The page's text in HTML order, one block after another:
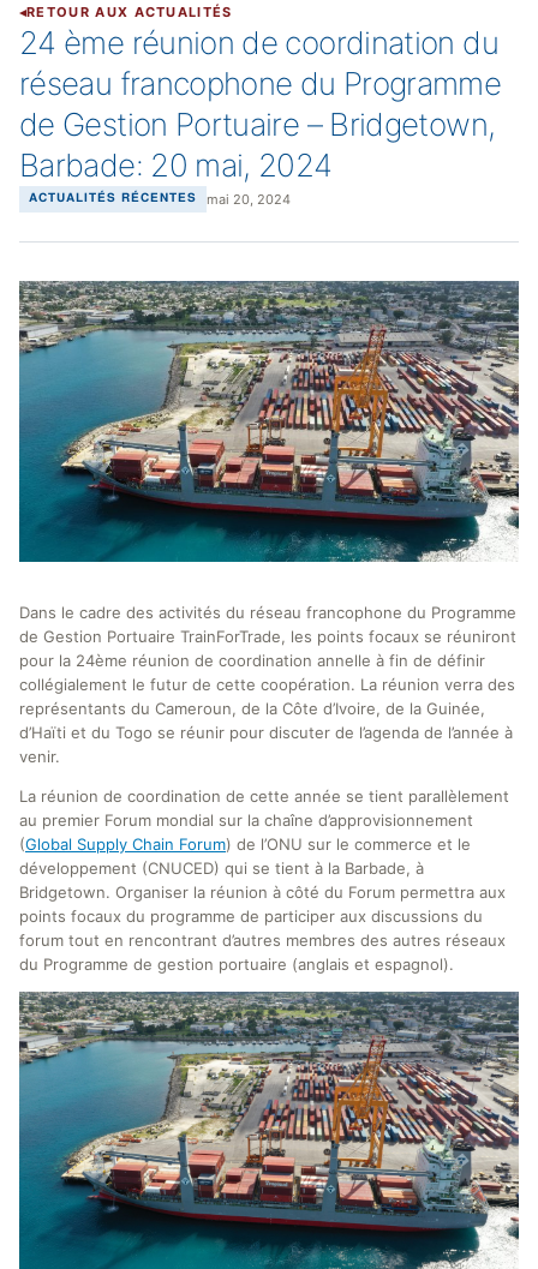
RETOUR AUX ACTUALITÉS
24 ème réunion de coordination du
réseau francophone du Programme
de Gestion Portuaire – Bridgetown,
Barbade: 20 mai, 2024
ACTUALITÉS RÉCENTES mai 20, 2024
Dans le cadre des activités du réseau francophone du Programme
de Gestion Portuaire TrainForTrade, les points focaux se réuniront
pour la 24ème réunion de coordination annelle à fin de définir
collégialement le futur de cette coopération. La réunion verra des
représentants du Cameroun, de la Côte d’Ivoire, de la Guinée,
d’Haïti et du Togo se réunir pour discuter de l’agenda de l’année à
venir.
La réunion de coordination de cette année se tient parallèlement
au premier Forum mondial sur la chaîne d’approvisionnement
(Global Supply Chain Forum) de l’ONU sur le commerce et le
développement (CNUCED) qui se tient à la Barbade, à
Bridgetown. Organiser la réunion à côté du Forum permettra aux
points focaux du programme de participer aux discussions du
forum tout en rencontrant d’autres membres des autres réseaux
du Programme de gestion portuaire (anglais et espagnol).